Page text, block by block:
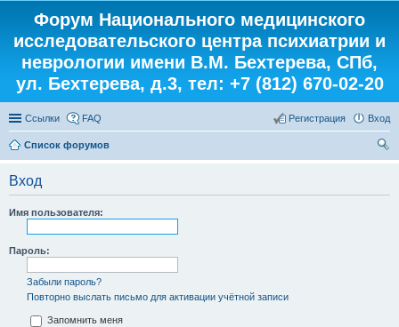
Форум Национального медицинского
исследовательского центра психиатрии и
неврологии имени В.М. Бехтерева, СПб,
ул. Бехтерева, д.3, тел: +7 (812) 670-02-20
Ссылки FAQ Вход
Регистрация
Список форумов
Вход
Имя пользователя:
Пароль:
Забыли пароль?
Повторно выслать письмо для активации учётной записи
Запомнить меня